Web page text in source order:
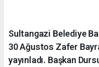
Sultangazi Belediye
30 Ağustos Zafer
yayınladı. Başkan